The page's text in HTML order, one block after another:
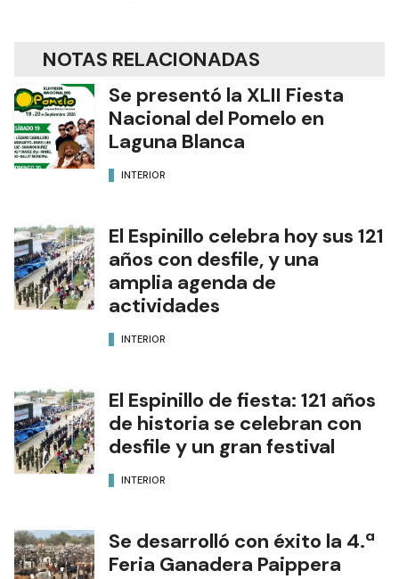
NOTAS RELACIONADAS
Se presentó la XLII Fiesta
Nacional del Pomelo en
Laguna Blanca
INTERIOR
El Espinillo celebra hoy sus 121
años con desfile, y una
amplia agenda de
actividades
INTERIOR
El Espinillo de fiesta: 121 años
de historia se celebran con
desfile y un gran festival
INTERIOR
Se desarrolló con éxito la 4.ª
Feria Ganadera Paippera